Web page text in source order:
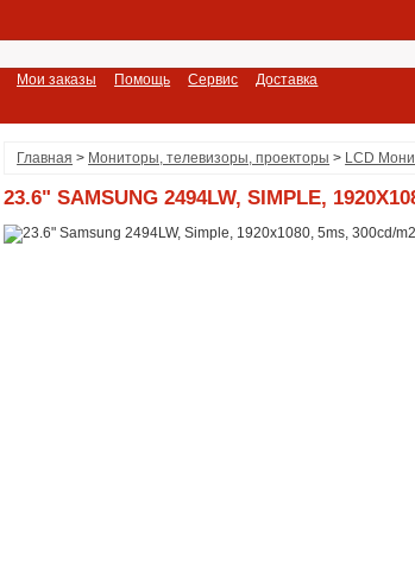
Мои заказы Помощь Сервис Доставка
Главная > Мониторы, телевизоры, проекторы > LCD
23.6" SAMSUNG 2494LW, SIMPLE,